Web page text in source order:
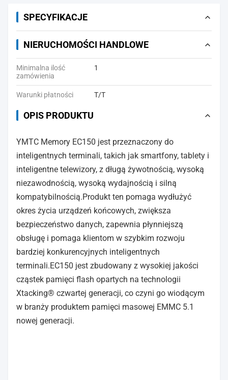
SPECYFIKACJE
NIERUCHOMOŚCI HANDLOWE
Minimalna ilość
zamówienia
1
Warunki płatności T/T
OPIS PRODUKTU
YMTC Memory EC150 jest przeznaczony do
inteligentnych terminali, takich jak smartfony, tablety i
inteligentne telewizory, z długą żywotnością, wysoką
niezawodnością, wysoką wydajnością i silną
kompatybilnością.Produkt ten pomaga wydłużyć
okres życia urządzeń końcowych, zwiększa
bezpieczeństwo danych, zapewnia płynniejszą
obsługę i pomaga klientom w szybkim rozwoju
bardziej konkurencyjnych inteligentnych
terminali.EC150 jest zbudowany z wysokiej jakości
cząstek pamięci flash opartych na technologii
Xtacking® czwartej generacji, co czyni go wiodącym
w branży produktem pamięci masowej EMMC 5.1
nowej generacji.